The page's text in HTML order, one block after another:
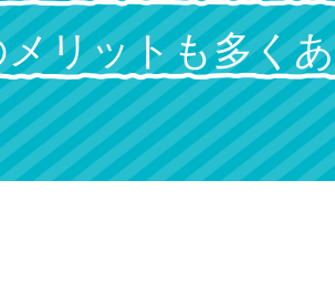
リットも多く